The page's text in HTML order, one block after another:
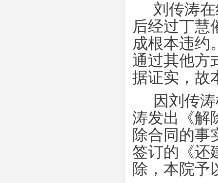
刘传涛
后经过丁慧
成根本违约
通过其他方
据证实，故
因刘传
涛发出《解
除合同的事
签订的《还
除，本院予